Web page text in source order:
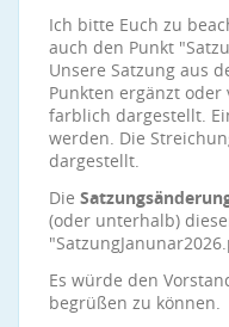
Ich bitte Euch zu
auch den Punkt
Unsere Satzung aus
Punkten ergänzt
farblich dargestellt.
werden. Die
dargestellt.
Die
(oder unterhalb)
Es würde den
begrüßen zu können.